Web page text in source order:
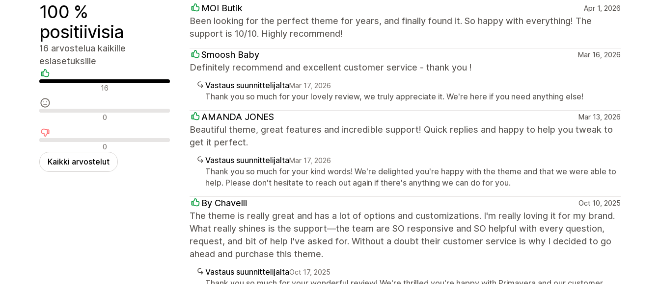
100 %
positiivisia
16 arvostelua kaikille
esiasetuksille
Positiiviset arvostelut
16
Neutraalit arvostelut
0
Negatiiviset arvostelut
0
Kaikki arvostelut
MOI Butik Apr 1, 2026
Been looking for the perfect theme for years, and finally found it. So happy with everything! The
support is 10/10. Highly recommend!
Smoosh Baby Mar 16, 2026
Definitely recommend and excellent customer service - thank you !
Vastaus suunnittelijaltaMar 17, 2026
Thank you so much for your lovely review, we truly appreciate it. We're here if you need anything else!
AMANDA JONES Mar 13, 2026
Beautiful theme, great features and incredible support! Quick replies and happy to help you tweak to
get it perfect.
Vastaus suunnittelijaltaMar 17, 2026
Thank you so much for your kind words! We're delighted you're happy with the theme and that we were able to
help. Please don't hesitate to reach out again if there's anything we can do for you.
By Chavelli Oct 10, 2025
The theme is really great and has a lot of options and customizations. I'm really loving it for my brand.
What really shines is the support—the team are SO responsive and SO helpful with every question,
request, and bit of help I've asked for. Without a doubt their customer service is why I decided to go
ahead and purchase this theme.
Vastaus suunnittelijaltaOct 17, 2025